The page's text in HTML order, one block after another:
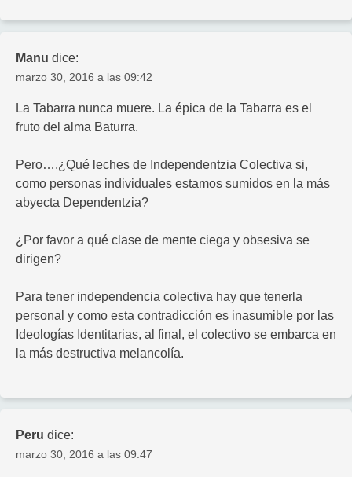
Manu dice:
marzo 30, 2016 a las 09:42
La Tabarra nunca muere. La épica de la Tabarra es el
fruto del alma Baturra.
Pero….¿Qué leches de Independentzia Colectiva si,
como personas individuales estamos sumidos en la más
abyecta Dependentzia?
¿Por favor a qué clase de mente ciega y obsesiva se
dirigen?
Para tener independencia colectiva hay que tenerla
personal y como esta contradicción es inasumible por las
Ideologías Identitarias, al final, el colectivo se embarca en
la más destructiva melancolía.
Peru dice:
marzo 30, 2016 a las 09:47